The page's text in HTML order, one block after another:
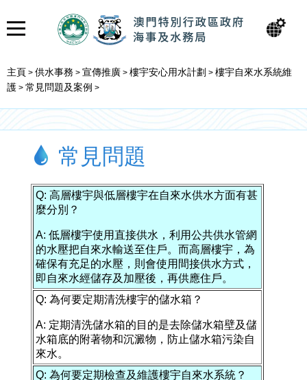
主頁 > 供水事務 > 宣傳推廣 > 樓宇安心用水計劃 > 樓宇自來水系統維
護 > 常見問題及案例 >
常見問題
Q: 高層樓宇與低層樓宇在自來水供水方面有甚
麼分別？
A: 低層樓宇使用直接供水，利用公共供水管網
的水壓把自來水輸送至住戶。而高層樓宇，為
確保有充足的水壓，則會使用間接供水方式，
即自來水經儲存及加壓後，再供應住戶。
Q: 為何要定期清洗樓宇的儲水箱？
A: 定期清洗儲水箱的目的是去除儲水箱壁及儲
水箱底的附著物和沉澱物，防止儲水箱污染自
來水。
Q: 為何要定期檢查及維護樓宇自來水系統？